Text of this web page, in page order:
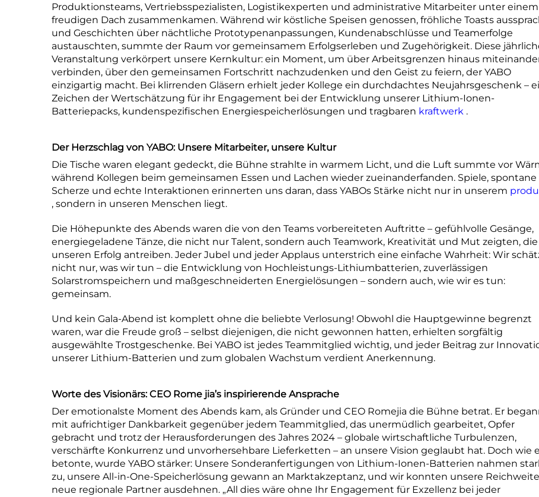
Produktionsteams, Vertriebsspezialisten, Logistikexperten und administrative Mitarbeiter unter einem
freudigen Dach zusammenkamen. Während wir köstliche Speisen genossen, fröhliche Toasts
und Geschichten über nächtliche Prototypenanpassungen, Kundenabschlüsse und Teamerfolge
austauschten, summte der Raum vor gemeinsamem Erfolgserleben und Zugehörigkeit. Diese
Veranstaltung verkörpert unsere Kernkultur: ein Moment, um über Arbeitsgrenzen hinaus
verbinden, über den gemeinsamen Fortschritt nachzudenken und den Geist zu feiern, der YABO
einzigartig macht. Bei klirrenden Gläsern erhielt jeder Kollege ein durchdachtes Neujahrsgeschenk –
Zeichen der Wertschätzung für ihr Engagement bei der Entwicklung unserer Lithium-Ionen-
Batteriepacks, kundenspezifischen Energiespeicherlösungen und tragbaren kraftwerk .
Der Herzschlag von YABO: Unsere Mitarbeiter, unsere Kultur
Die Tische waren elegant gedeckt, die Bühne strahlte in warmem Licht, und die Luft summte vor
während Kollegen beim gemeinsamen Essen und Lachen wieder zueinanderfanden. Spiele, spontane
Scherze und echte Interaktionen erinnerten uns daran, dass YABOs Stärke nicht nur in unserem
, sondern in unseren Menschen liegt.
Die Höhepunkte des Abends waren die von den Teams vorbereiteten Auftritte – gefühlvolle Gesänge,
energiegeladene Tänze, die nicht nur Talent, sondern auch Teamwork, Kreativität und Mut zeigten, die
unseren Erfolg antreiben. Jeder Jubel und jeder Applaus unterstrich eine einfache Wahrheit: Wir
nicht nur, was wir tun – die Entwicklung von Hochleistungs-Lithiumbatterien, zuverlässigen
Solarstromspeichern und maßgeschneiderten Energielösungen – sondern auch, wie wir es tun:
gemeinsam.
Und kein Gala-Abend ist komplett ohne die beliebte Verlosung! Obwohl die Hauptgewinne begrenzt
waren, war die Freude groß – selbst diejenigen, die nicht gewonnen hatten, erhielten sorgfältig
ausgewählte Trostgeschenke. Bei YABO ist jedes Teammitglied wichtig, und jeder Beitrag zur
unserer Lithium-Batterien und zum globalen Wachstum verdient Anerkennung.
Worte des Visionärs: CEO Rome jia’s inspirierende Ansprache
Der emotionalste Moment des Abends kam, als Gründer und CEO Romejia die Bühne betrat. Er
mit aufrichtiger Dankbarkeit gegenüber jedem Teammitglied, das unermüdlich gearbeitet, Opfer
gebracht und trotz der Herausforderungen des Jahres 2024 – globale wirtschaftliche Turbulenzen,
verschärfte Konkurrenz und unvorhersehbare Lieferketten – an unsere Vision geglaubt hat. Doch wie
betonte, wurde YABO stärker: Unsere Sonderanfertigungen von Lithium-Ionen-Batterien nahmen
zu, unsere All-in-One-Speicherlösung gewann an Marktakzeptanz, und wir konnten unsere
neue regionale Partner ausdehnen. „All dies wäre ohne Ihr Engagement für Exzellenz bei jeder